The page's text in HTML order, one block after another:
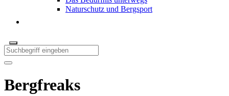
Naturschutz und Bergsport
Bergfreaks